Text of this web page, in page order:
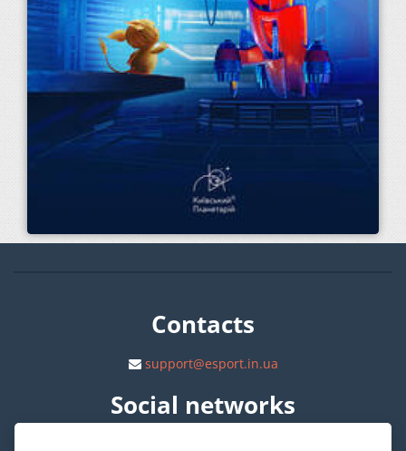
Contacts
support@esport.in.ua
Social networks